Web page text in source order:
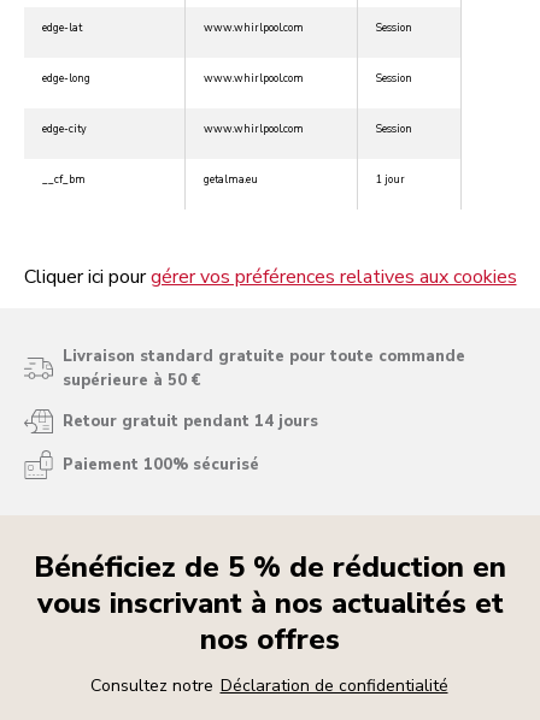
edge-lat www.whirlpool.com Session
edge-long www.whirlpool.com Session
edge-city www.whirlpool.com Session
__cf_bm getalma.eu 1 jour
Cliquer ici pourgérer vos préférences relatives aux cookies
Livraison standard gratuite pour toute commande
supérieure à 50 €
Retour gratuit pendant 14 jours
Paiement 100% sécurisé
Bénéficiez de 5 % de réduction en
vous inscrivant à nos actualités et
nos offres
Consultez notre Déclaration de confidentialité